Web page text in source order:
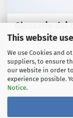
This website
We use Cookies and
suppliers, to ensure
our website in order
experience possible.
Notice.
Glossario dei
Terminologia
adattatori e
Vai alla guida